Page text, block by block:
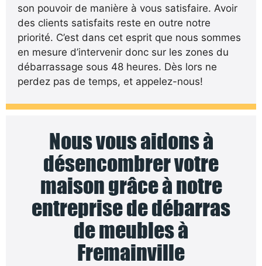
son pouvoir de manière à vous satisfaire. Avoir
des clients satisfaits reste en outre notre
priorité. C’est dans cet esprit que nous sommes
en mesure d’intervenir donc sur les zones du
débarrassage sous 48 heures. Dès lors ne
perdez pas de temps, et appelez-nous!
Nous vous aidons à
désencombrer votre
maison grâce à notre
entreprise de débarras
de meubles à
Fremainville